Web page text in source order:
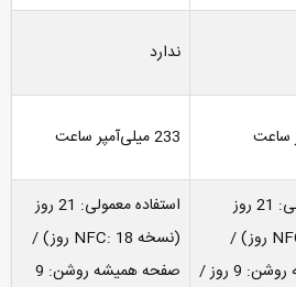
ندارد
233 میلی‌آمپر ساعت
استفاده معمولی: 21 روز
(نسخه NFC: 18 روز) /
صفحه همیشه روشن: 9 روز /
استفاده معمولی: 21 روز
(نسخه NFC: 18 روز) /
صفحه همیشه روشن: 9